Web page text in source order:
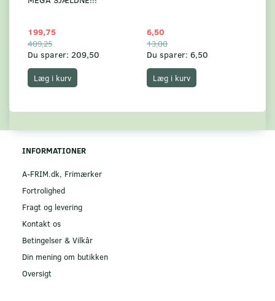
199,75
409,25
Du sparer: 209,50
Læg i kurv
6,50
13,00
Du sparer: 6,50
Læg i kurv
INFORMATIONER
A-FRIM.dk, Frimærker
Fortrolighed
Fragt og levering
Kontakt os
Betingelser & Vilkår
Din mening om butikken
Oversigt